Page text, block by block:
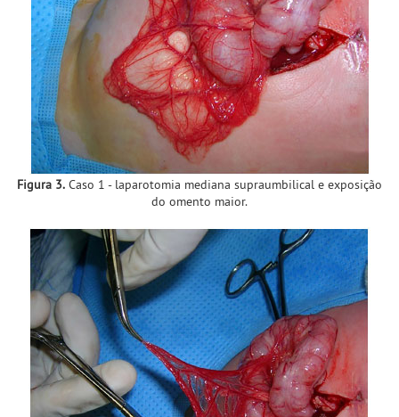
Figura 3. Caso 1 - laparotomia mediana supraumbilical e exposição
do omento maior.